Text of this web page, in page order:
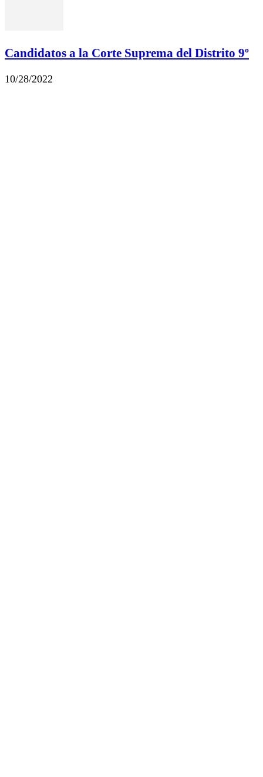
Candidatos a la Corte Suprema del Distrito 9º
10/28/2022